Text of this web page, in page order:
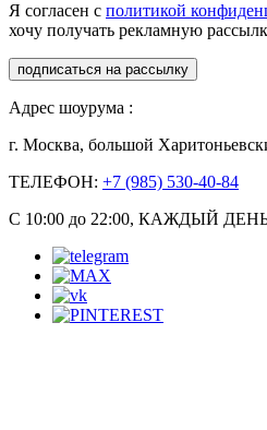
Я согласен с политикой
хочу получать рекламную
подписаться на рассылку
Адрес шоурума :
г. Москва, большой
ТЕЛЕФОН: +7 (985) 530-40-84
С 10:00 до 22:00, КАЖДЫЙ